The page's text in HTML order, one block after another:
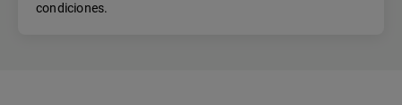
condiciones.